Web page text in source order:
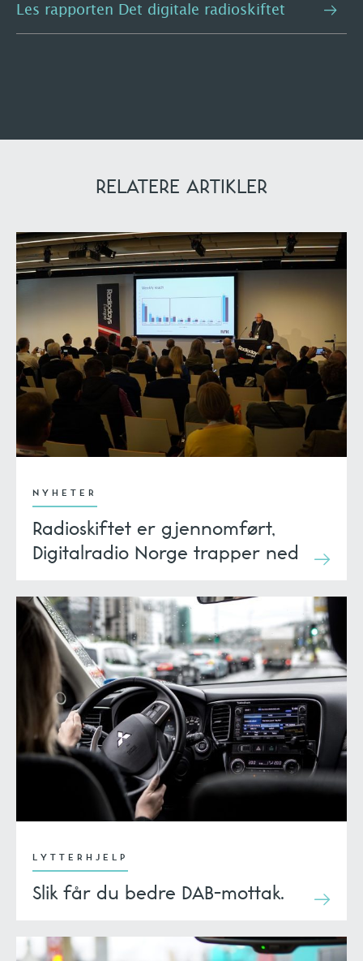
Les rapporten Det digitale radioskiftet
RELATERE ARTIKLER
NYHETER
Radioskiftet er gjennomført,
Digitalradio Norge trapper ned
LYTTERHJELP
Slik får du bedre DAB-mottak.